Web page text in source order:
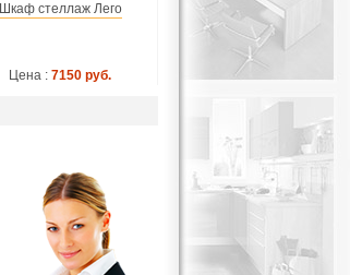
Шкаф стеллаж Лего
Цена : 7150 руб.